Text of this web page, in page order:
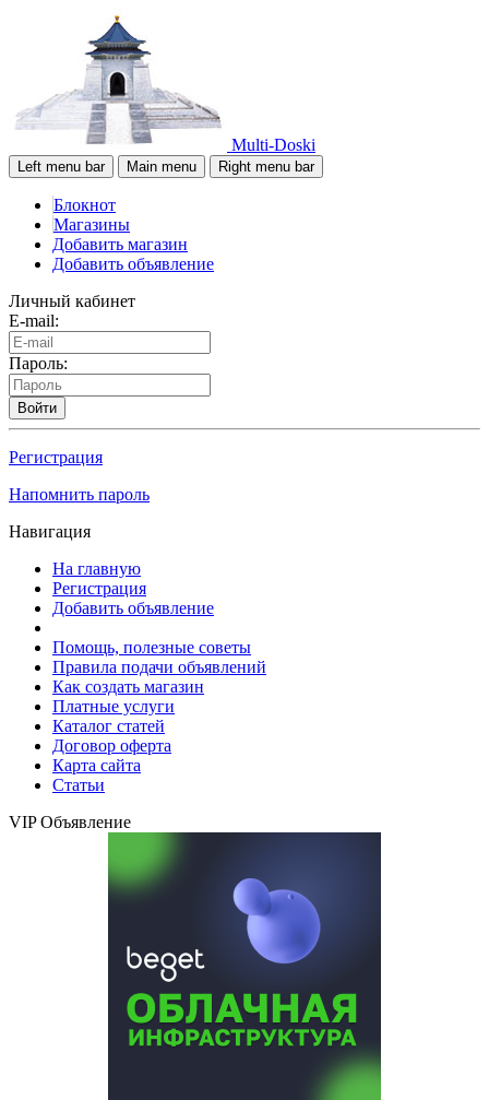
Multi-Doski
Left menu bar Main menu Right menu bar
Блокнот
Магазины
Добавить магазин
Добавить объявление
Личный кабинет
E-mail:
Пароль:
Войти
Регистрация
Напомнить пароль
Навигация
На главную
Регистрация
Добавить объявление
Помощь, полезные советы
Правила подачи объявлений
Как создать магазин
Платные услуги
Каталог статей
Договор оферта
Карта сайта
Статьи
VIP Объявление